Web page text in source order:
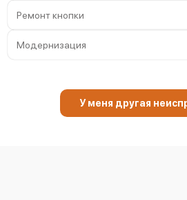
Ремонт кнопки
Модернизация
У меня другая